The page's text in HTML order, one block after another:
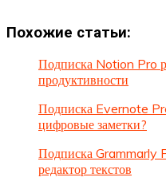
Похожие статьи:
Подписка Notion Pro
продуктивности
Подписка Evernote
цифровые заметки?
Подписка Grammarly
редактор текстов